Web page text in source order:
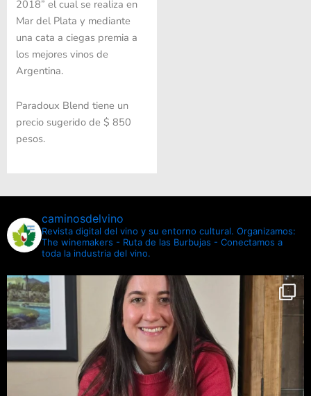
2018” el cual se realiza en
Mar del Plata y mediante
una cata a ciegas premia a
los mejores vinos de
Argentina.
Paradoux Blend tiene un
precio sugerido de $ 850
pesos.
caminosdelvino
Revista digital del vino y su entorno cultural. Organizamos:
The winemakers - Ruta de las Burbujas - Conectamos a
toda la industria del vino.